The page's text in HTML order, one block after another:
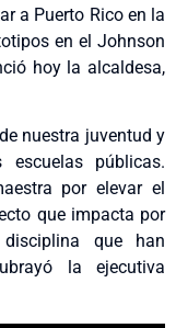
a Puerto Rico en la
en el Johnson
hoy la alcaldesa,
nuestra juventud y
públicas.
por elevar el
que impacta por
que han
la ejecutiva